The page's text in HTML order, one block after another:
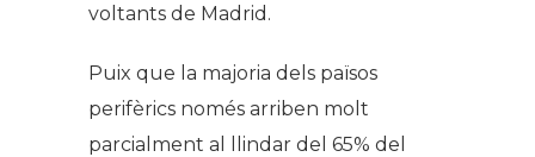
voltants de Madrid.
Puix que la majoria dels països
perifèrics només arriben molt
parcialment al llindar del 65% del